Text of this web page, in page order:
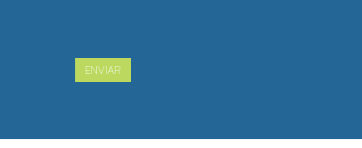
ENVIAR